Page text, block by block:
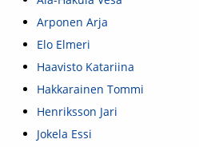
Arponen Arja
Elo Elmeri
Haavisto Katariina
Hakkarainen Tommi
Henriksson Jari
Jokela Essi